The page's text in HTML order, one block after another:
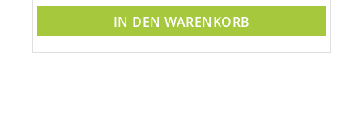
IN DEN WARENKORB